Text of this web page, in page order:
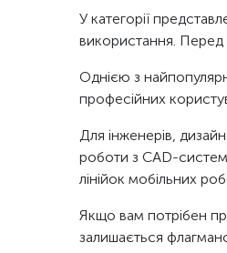
У категорії
використання. Перед
Однією з
професійних
Для інженерів,
роботи з CAD-
лінійок мобільних
Якщо вам потрібен
залишається